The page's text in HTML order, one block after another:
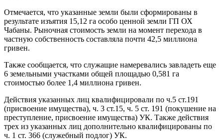
Отмечается, что указанные земли были сформированы в
результате изъятия 15,12 га особо ценной земли ГП ОХ
Чабаны. Рыночная стоимость земли на момент перехода в
частную собственность составляла почти 42,5 миллиона
гривен.
Также сообщается, что служащие намеревались завладеть еще
6 земельными участками общей площадью 0,581 га
стоимостью более 1,4 миллиона гривен.
Действия указанных лиц квалифицировали по ч.5 ст.191
(присвоение имущества), ч. 3 ст.15, ч. 5 ст. 191 (покушение на
преступление, присвоение имущества) УК. Также действия
трех из указанных лиц дополнительно квалифицированы по
ч. 1 ст. 366 (служебный подлог) УК.